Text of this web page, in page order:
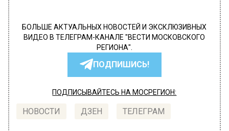
БОЛЬШЕ АКТУАЛЬНЫХ НОВОСТЕЙ И ЭКСКЛЮЗИВНЫХ
ВИДЕО В ТЕЛЕГРАМ-КАНАЛЕ "ВЕСТИ МОСКОВСКОГО
РЕГИОНА".
ПОДПИШИСЬ!
ПОДПИСЫВАЙТЕСЬ НА МОСРЕГИОН:
НОВОСТИ ДЗЕН ТЕЛЕГРАМ